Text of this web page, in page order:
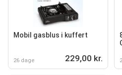
Mobil gasblus i kuffert
26 dage 229,00 kr.